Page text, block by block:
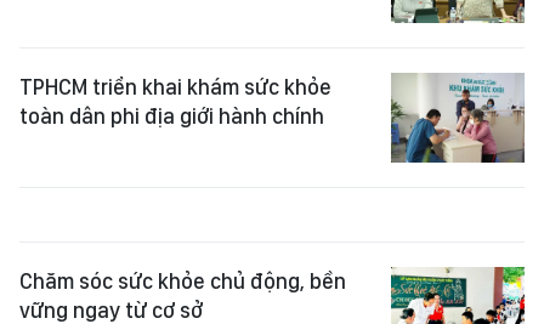
TPHCM triển khai khám sức khỏe
toàn dân phi địa giới hành chính
Chăm sóc sức khỏe chủ động, bền
vững ngay từ cơ sở